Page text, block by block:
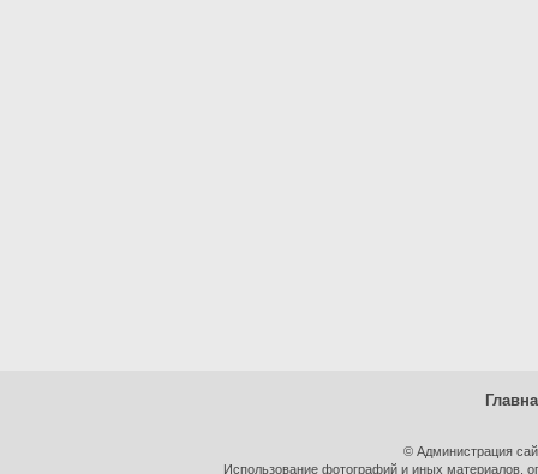
© Администрация
Использование фотографий и иных материалов,